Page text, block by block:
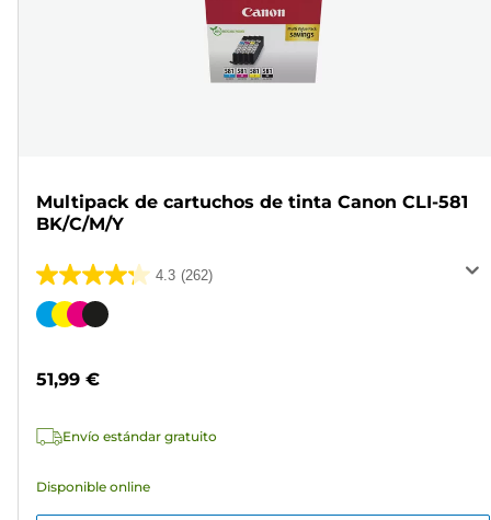
Multipack de cartuchos de tinta Canon CLI-581
BK/C/M/Y
4.3 (262)
4.3
de
262
Cartucho
51,99 €
Envío estándar gratuito
Disponible online